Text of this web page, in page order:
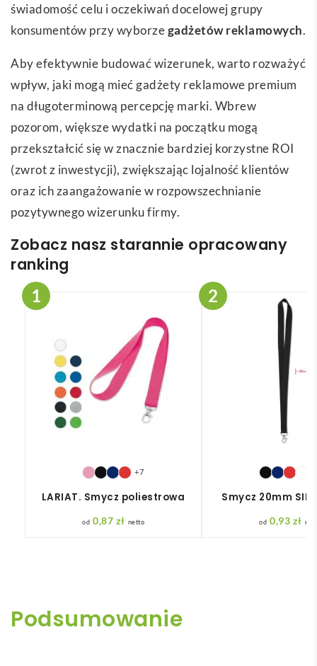
świadomość celu i oczekiwań docelowej grupy
konsumentów przy wyborzegadżetów reklamowych.
Aby efektywnie budować wizerunek, warto rozważyć
wpływ, jaki mogą mieć gadżety reklamowe premium
na długoterminową percepcję marki. Wbrew
pozorom, większe wydatki na początku mogą
przekształcić się w znacznie bardziej korzystne ROI
(zwrot z inwestycji), zwiększając lojalność klientów
oraz ich zaangażowanie w rozpowszechnianie
pozytywnego wizerunku firmy.
Zobacz nasz starannie opracowany
ranking
+7
LARIAT. Smycz poliestrowa
0,87 zł netto
Smycz 20mm
0,93 zł
Podsumowanie